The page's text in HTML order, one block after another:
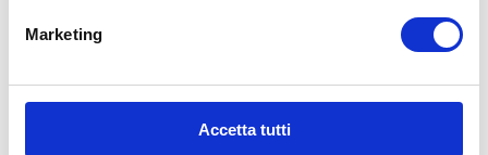
Marketing
Accetta tutti